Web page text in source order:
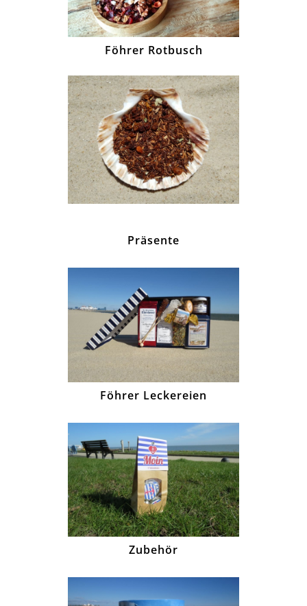
Föhrer Rotbusch
Präsente
Föhrer Leckereien
Zubehör